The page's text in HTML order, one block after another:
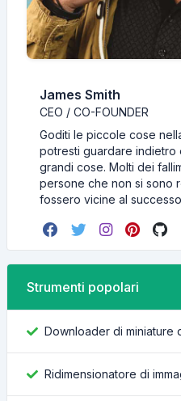
James Smith
CEO / CO-FOUNDER
Goditi le piccole cose
potresti guardare
grandi cose. Molti dei
persone che non si sono
fossero vicine al
Strumenti popolari
Downloader di miniature
Ridimensionatore di